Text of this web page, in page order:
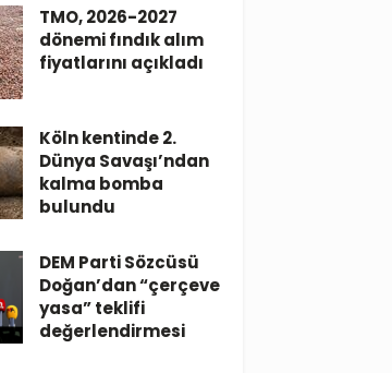
TMO, 2026-2027
dönemi fındık alım
fiyatlarını açıkladı
Köln kentinde 2.
Dünya Savaşı’ndan
kalma bomba
bulundu
DEM Parti Sözcüsü
Doğan’dan “çerçeve
yasa” teklifi
değerlendirmesi